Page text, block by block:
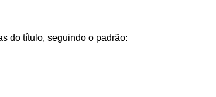
do título, seguindo o padrão: